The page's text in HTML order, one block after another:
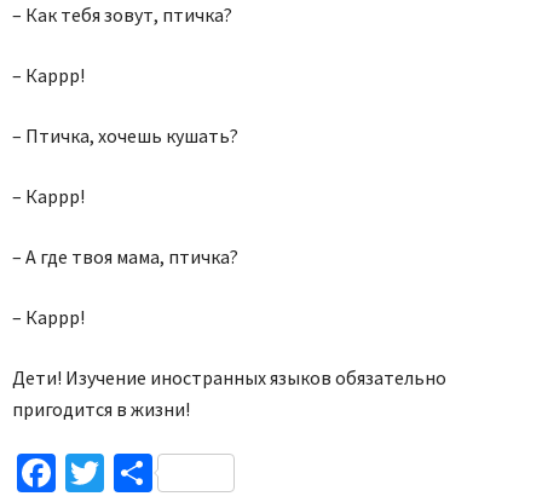
– Как тебя зовут, птичка?
– Каррр!
– Птичка, хочешь кушать?
– Каррр!
– А где твоя мама, птичка?
– Каррр!
Дети! Изучение иностранных языков обязательно
пригодится в жизни!
Facebook
TwitterПоділитися